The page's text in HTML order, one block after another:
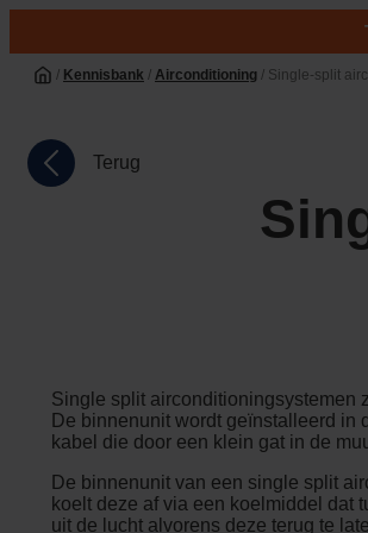
/ Kennisbank / Airconditioning / Single-split
Terug
Single split airconditioningsystemen
De binnenunit wordt geïnstalleerd in
kabel die door een klein gat in de
De binnenunit van een single split
koelt deze af via een koelmiddel dat
uit de lucht alvorens deze terug te